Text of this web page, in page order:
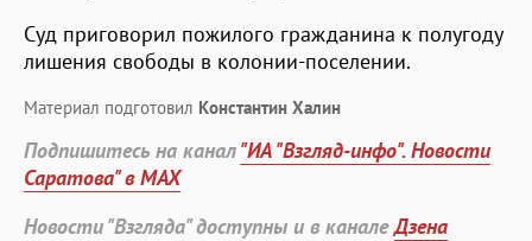
Суд приговорил пожилого гражданина к полугоду
лишения свободы в колонии-поселении.
Материал подготовил Константин Халин
Подпишитесь на канал"ИА "Взгляд-инфо". Новости
Саратова" в MAX
Новости "Взгляда" доступны и в каналеДзена